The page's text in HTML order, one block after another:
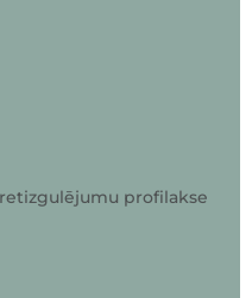
profilakse